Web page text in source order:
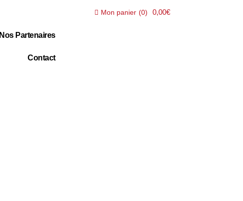
Nos Partenaires
Contact
Mon panier (0) 0,00€